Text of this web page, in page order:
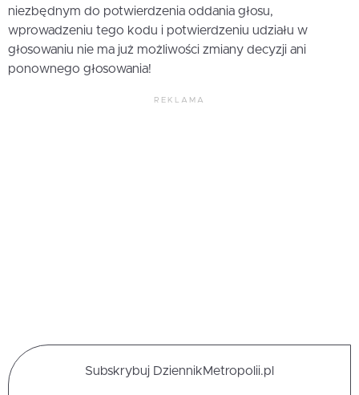
niezbędnym do potwierdzenia oddania głosu,
wprowadzeniu tego kodu i potwierdzeniu udziału w
głosowaniu nie ma już możliwości zmiany decyzji ani
ponownego głosowania!
REKLAMA
Subskrybuj DziennikMetropolii.pl